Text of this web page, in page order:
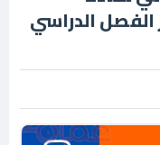
الدراسي